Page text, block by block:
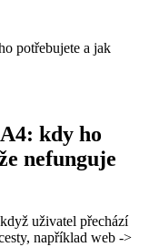
potřebujete a jak
kdy ho
nefunguje
uživatel přechází
například web ->